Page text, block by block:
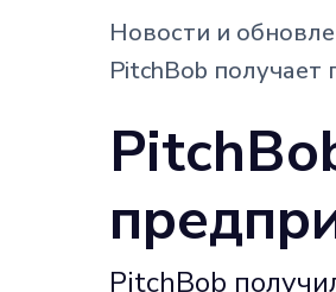
Новости и
PitchBob
PitchBob